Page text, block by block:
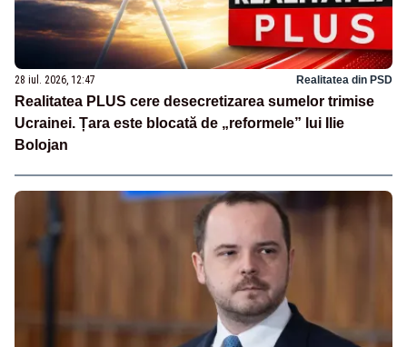
28 iul. 2026, 12:47 Realitatea din PSD
Realitatea PLUS cere desecretizarea sumelor trimise
Ucrainei. Țara este blocată de „reformele” lui Ilie
Bolojan